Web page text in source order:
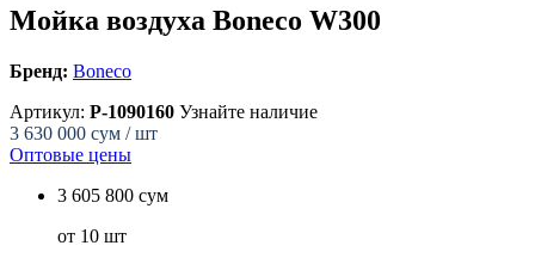
Мойка воздуха Boneco W300
Бренд: Boneco
Артикул: P-1090160 Узнайте наличие
3 630 000 сум / шт
Оптовые цены
3 605 800 сум
от 10 шт